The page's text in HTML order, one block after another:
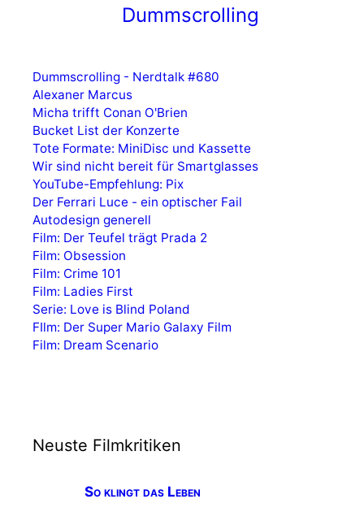
Dummscrolling
Dummscrolling - Nerdtalk #680
Alexaner Marcus
Micha trifft Conan O'Brien
Bucket List der Konzerte
Tote Formate: MiniDisc und Kassette
Wir sind nicht bereit für Smartglasses
YouTube-Empfehlung: Pix
Der Ferrari Luce - ein optischer Fail
Autodesign generell
Film: Der Teufel trägt Prada 2
Film: Obsession
Film: Crime 101
Film: Ladies First
Serie: Love is Blind Poland
FIlm: Der Super Mario Galaxy Film
Film: Dream Scenario
Neuste Filmkritiken
So klingt das Leben